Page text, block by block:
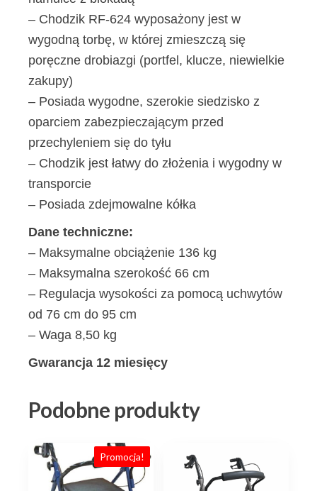
– Chodzik RF-624 wyposażony jest w
wygodną torbę, w której zmieszczą się
poręczne drobiazgi (portfel, klucze, niewielkie
zakupy)
– Posiada wygodne, szerokie siedzisko z
oparciem zabezpieczającym przed
przechyleniem się do tyłu
– Chodzik jest łatwy do złożenia i wygodny w
transporcie
– Posiada zdejmowalne kółka
Dane techniczne:
– Maksymalne obciążenie 136 kg
– Maksymalna szerokość 66 cm
– Regulacja wysokości za pomocą uchwytów
od 76 cm do 95 cm
– Waga 8,50 kg
Gwarancja 12 miesięcy
Podobne produkty
Promocja!